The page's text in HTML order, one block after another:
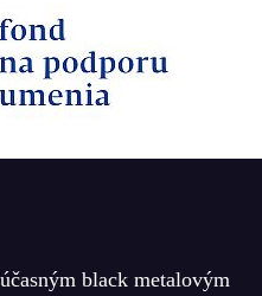
black metalovým